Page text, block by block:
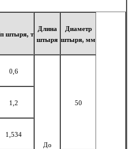
п штыря, т
Длина
штыря
Диаметр
штыря, мм
0,6
До
50
1,2
1,534